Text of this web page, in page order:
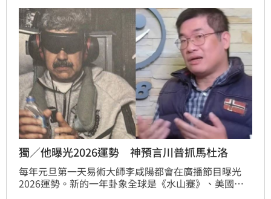
獨／他曝光2026運勢 神預言川普抓馬杜洛
每年元旦第一天易術大師李咸陽都會在廣播節目曝光
2026運勢。新的一年卦象全球是《水山蹇》、美國是